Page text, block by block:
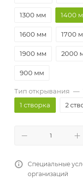
1300 мм 1400
1600 мм 1700
1900 мм 2000
900 мм
Тип открывания —
1 створка
2
Специальные
организаций